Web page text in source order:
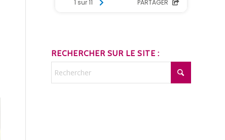
RECHERCHER SUR LE SITE :